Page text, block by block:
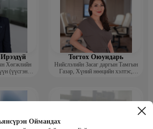
Оймандах
Хөгжлийн
(үүсгэн
Тогтох Оюундарь
Нийслэлийн Засаг даргын Тамгын
Газар, Хүний нөөцийн хэлтэс,